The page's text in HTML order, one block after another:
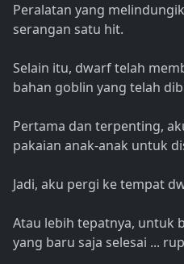
Peralatan yang
serangan satu hit.
Selain itu, dwarf telah
bahan goblin yang telah
Pertama dan terpenting,
pakaian anak-anak untuk
Jadi, aku pergi ke tempat
Atau lebih tepatnya, untuk
yang baru saja selesai ...